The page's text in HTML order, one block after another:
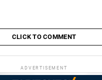
CLICK TO COMMENT
ADVERTISEMENT